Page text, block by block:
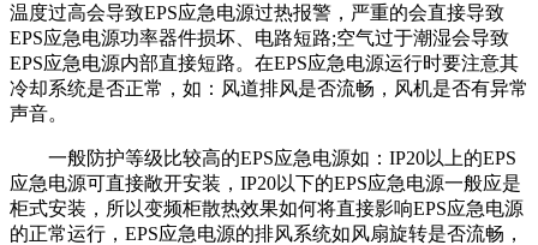
温度过高会导致EPS应急电源过热报警，严重的会直接导致
EPS应急电源功率器件损坏、电路短路;空气过于潮湿会导致
EPS应急电源内部直接短路。在EPS应急电源运行时要注意其
冷却系统是否正常，如：风道排风是否流畅，风机是否有异常
声音。
一般防护等级比较高的EPS应急电源如：IP20以上的EPS
应急电源可直接敞开安装，IP20以下的EPS应急电源一般应是
柜式安装，所以变频柜散热效果如何将直接影响EPS应急电源
的正常运行，EPS应急电源的排风系统如风扇旋转是否流畅，